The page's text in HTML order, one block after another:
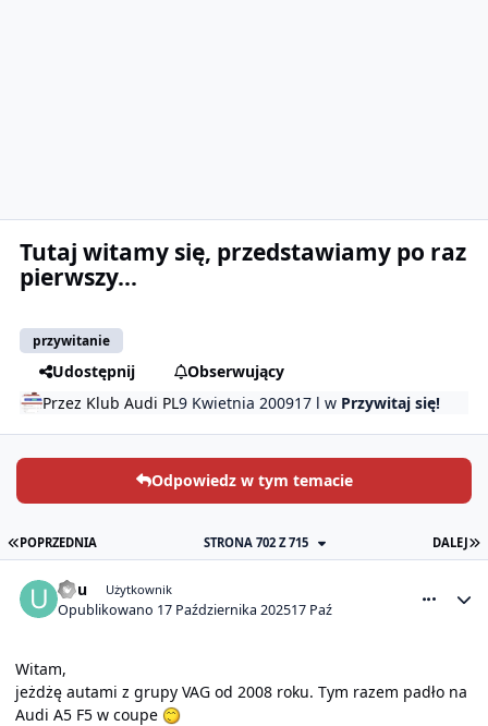
Tutaj witamy się, przedstawiamy po raz
pierwszy...
przywitanie
Udostępnij
Obserwujący
Przez Klub Audi PL9 Kwietnia 200917 lw Przywitaj się!
Odpowiedz w tym temacie
PIERWSZA STRONA
POPRZEDNIA DALEJ
STRONA 702 Z 715
ubu Użytkownik
Opublikowano 17 Października 202517 Paź
Witam,
jeżdżę autami z grupy VAG od 2008 roku. Tym razem padło na
Audi A5 F5 w coupe